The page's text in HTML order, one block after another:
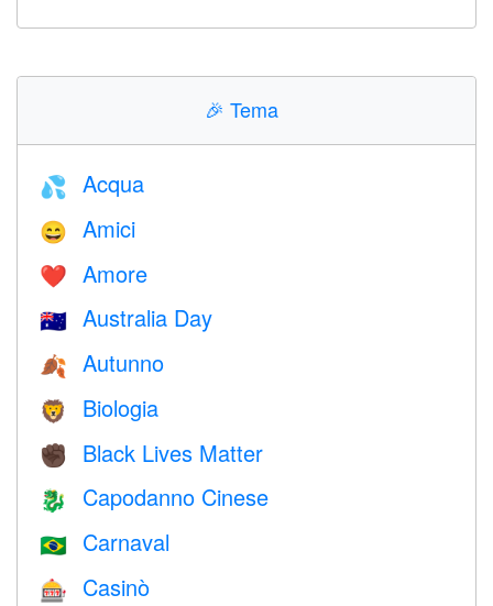
🎉 Tema
💦 Acqua
😄 Amici
❤️️ Amore
🇦🇺 Australia Day
🍂 Autunno
🦁 Biologia
✊🏿 Black Lives Matter
🐉 Capodanno Cinese
🇧🇷 Carnaval
🎰 Casinò